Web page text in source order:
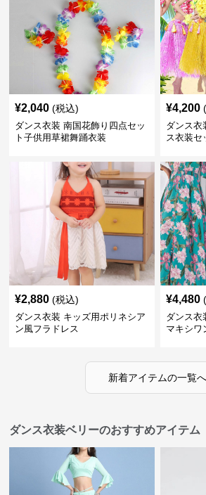
¥2,040 (税込)
ダンス衣装 南国花飾り四点セッ
ト子供用草裙舞踊衣装
¥4,200
ダンス衣
ス衣装セ
¥2,880 (税込)
ダンス衣装 キッズ用ポリネシア
ン風フラドレス
¥4,480
ダンス衣
マキシワ
新着アイテムの一覧へ
ダンス衣装ベリーのおすすめアイテム